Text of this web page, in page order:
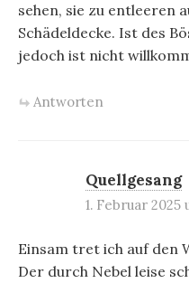
sehen, sie zu entleeren
Schädeldecke. Ist des
jedoch ist nicht
Antworten
Quellgesang
1. Februar 2025
Einsam tret ich auf den
Der durch Nebel leise